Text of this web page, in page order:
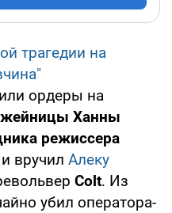
трагедии на
ордеры на
Ханны
режиссера
вручил Алеку
Colt. Из
убил оператора-